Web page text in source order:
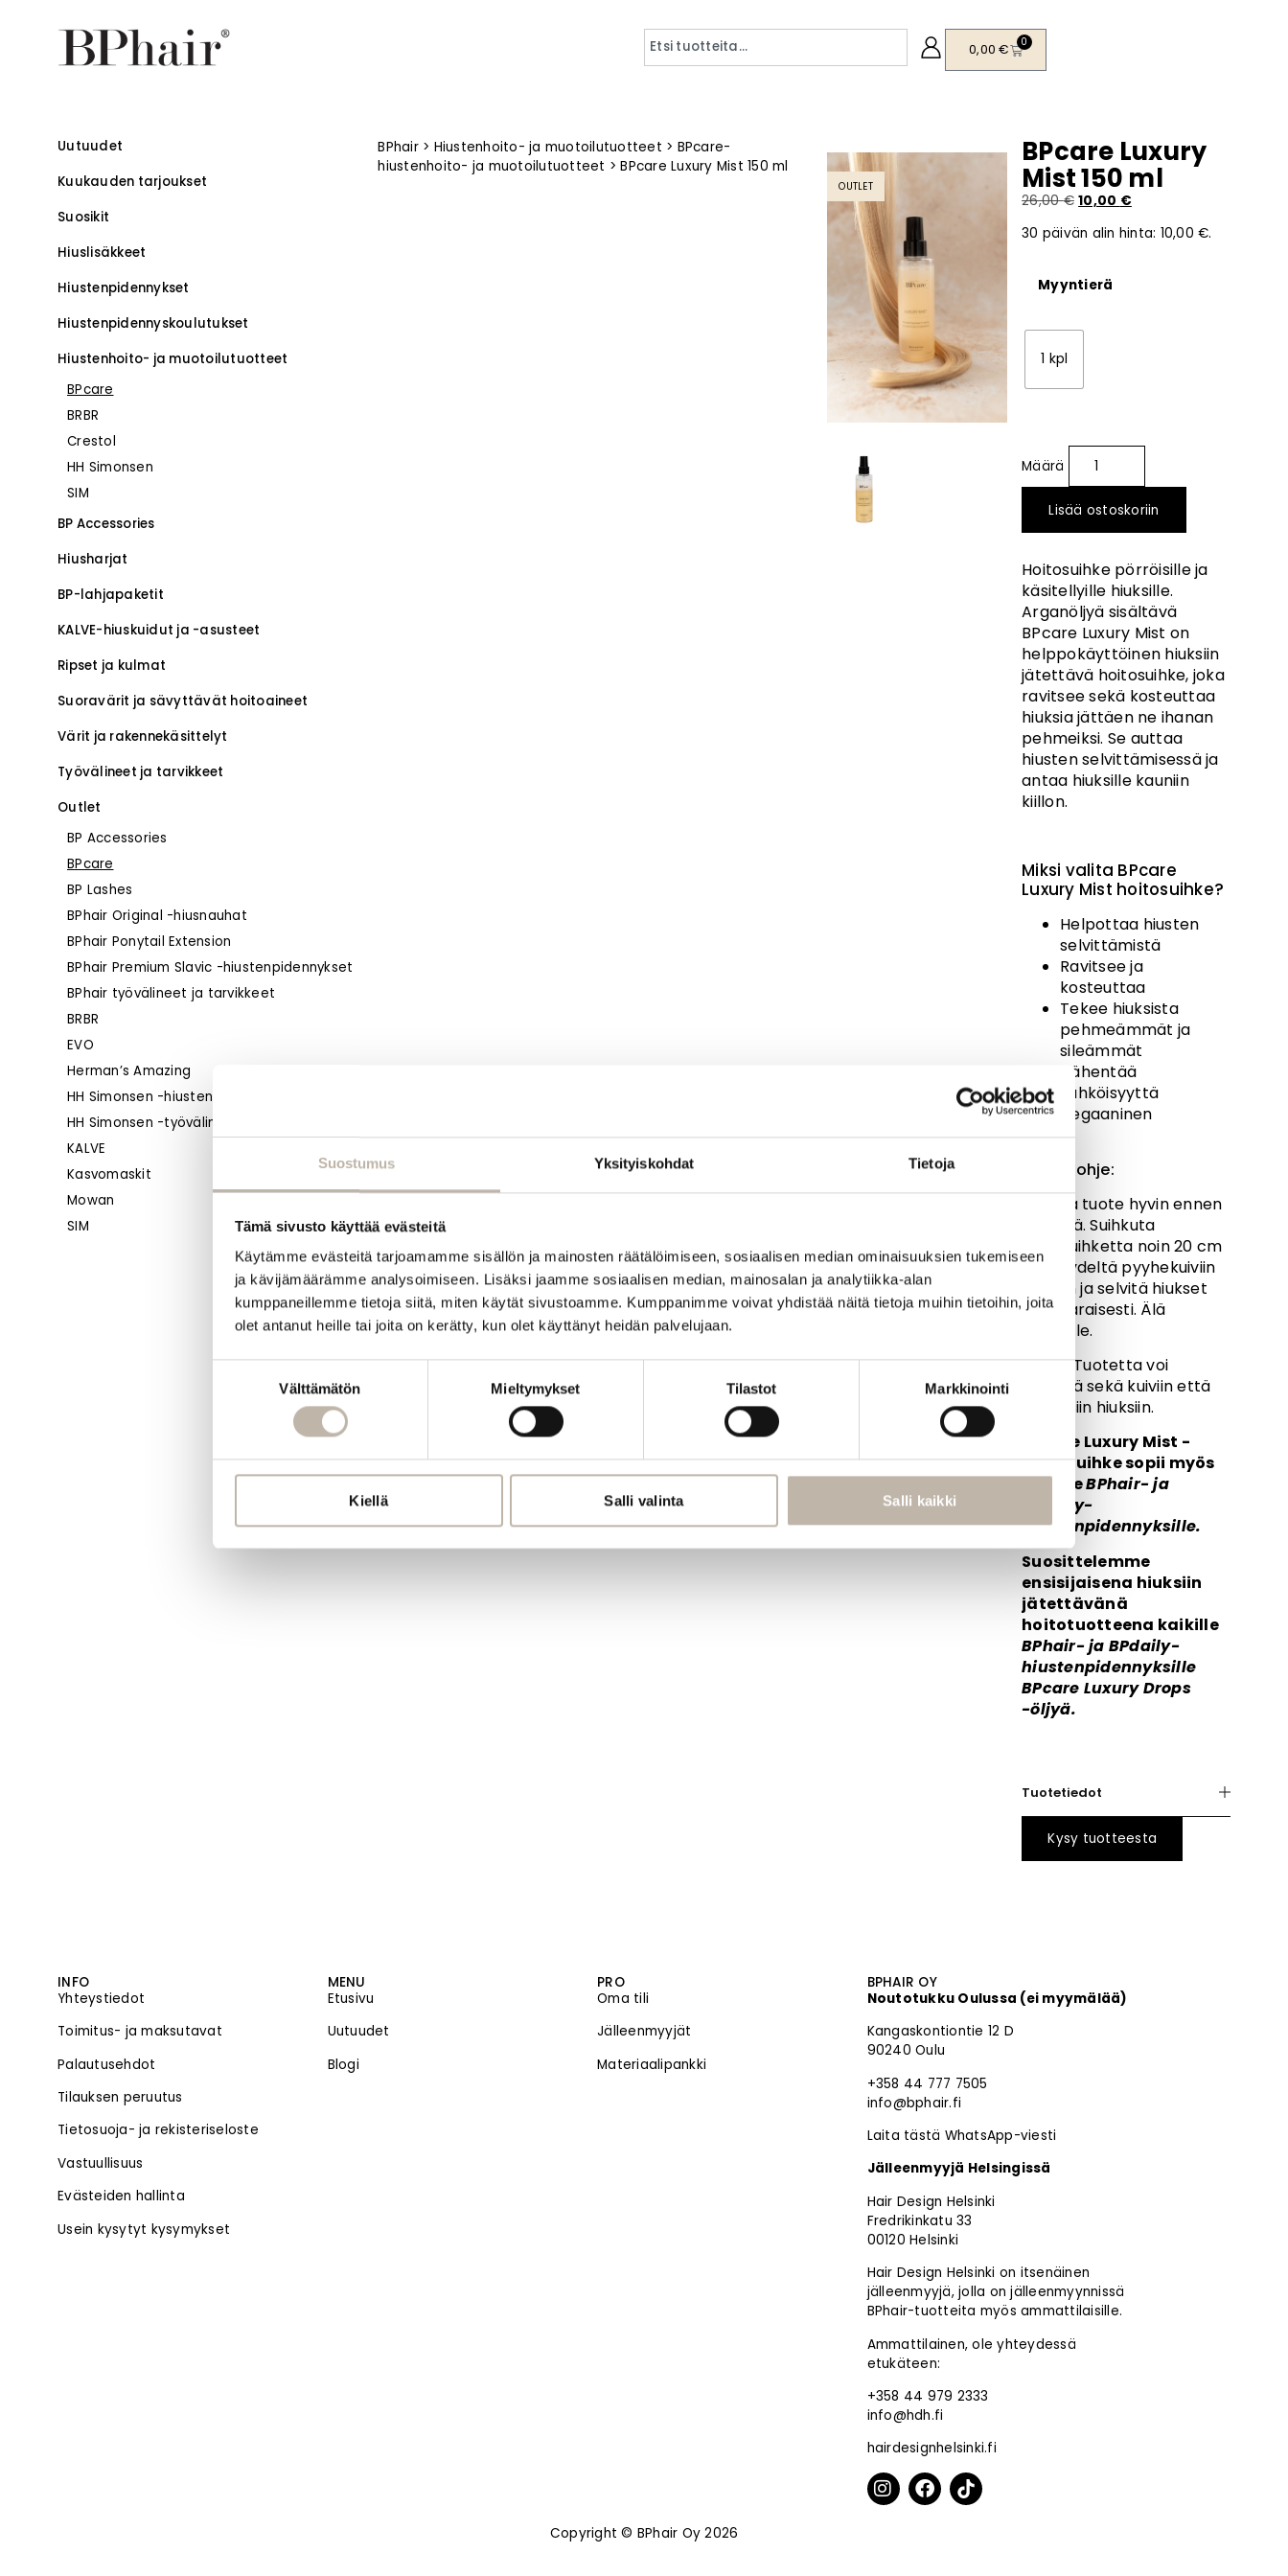
Suostumus Yksityiskohdat Tietoja
Tämä sivusto käyttää evästeitä
Käytämme evästeitä tarjoamamme sisällön ja mainosten räätälöimiseen, sosiaalisen median ominaisuuksien tukemiseen
ja kävijämäärämme analysoimiseen. Lisäksi jaamme sosiaalisen median, mainosalan ja analytiikka-alan
kumppaneillemme tietoja siitä, miten käytät sivustoamme. Kumppanimme voivat yhdistää näitä tietoja muihin tietoihin, joita
olet antanut heille tai joita on kerätty, kun olet käyttänyt heidän palvelujaan.
Välttämätön Mieltymykset Tilastot Markkinointi
Kiellä Salli valinta Salli kaikki
0,00€ 0
Uutuudet
Kuukauden tarjoukset
Suosikit
Hiuslisäkkeet
Hiustenpidennykset
Hiustenpidennys­koulutukset
–
Hiustenhoito- ja muotoilutuotteet
BPcare
BRBR
Crestol
–
HH Simonsen
SIM
BP Accessories
Hiusharjat
BP-lahjapaketit
KALVE-hiuskuidut ja -asusteet
Ripset ja kulmat
Suoravärit ja sävyttävät hoitoaineet
Värit ja rakennekäsittelyt
Työvälineet ja tarvikkeet
Outlet
BP Accessories
BPcare
BP Lashes
BPhair Original -hiusnauhat
BPhair Ponytail Extension
BPhair Premium Slavic -hiustenpidennykset
BPhair työvälineet ja tarvikkeet
BRBR
EVO
Herman’s Amazing
HH Simonsen -hiustenhoito
HH Simonsen -työvälineet ja tarvikkeet
KALVE
Kasvomaskit
Mowan
SIM
BPhair> Hiustenhoito- ja muotoilutuotteet > BPcare-
hiustenhoito- ja muotoilutuotteet >BPcare Luxury Mist 150 ml
OUTLET
BPcare Luxury
Mist 150 ml
26,00€ 10,00 €
30 päivän alin hinta: 10,00€.
Myyntierä
1 kpl
Lisää ostoskoriin
Hoitosuihke pörröisille ja
käsitellyille hiuksille.
Arganöljyä sisältävä
BPcare Luxury Mist on
helppokäyttöinen hiuksiin
jätettävä hoitosuihke, joka
ravitsee sekä kosteuttaa
hiuksia jättäen ne ihanan
pehmeiksi. Se auttaa
hiusten selvittämisessä ja
antaa hiuksille kauniin
kiillon.
Miksi valita BPcare
Luxury Mist hoitosuihke?
Helpottaa hiusten
selvittämistä
Ravitsee ja
kosteuttaa
Tekee hiuksista
pehmeämmät ja
sileämmät
Vähentää
sähköisyyttä
Vegaaninen
Käyttöohje:
Ravista tuote hyvin ennen
käyttöä. Suihkuta
hoitosuihketta noin 20 cm
etäisyydeltä pyyhekuiviin
hiuksiin ja selvitä hiukset
hellävaraisesti. Älä
huuhtele.
Vinkki: Tuotetta voi
käyttää sekä kuiviin että
kosteisiin hiuksiin.
BPcare Luxury Mist -
hoitosuihke sopii myös
kaikilleBPhair- ja
BPdaily-
hiustenpidennyksille.
Suosittelemme
ensisijaisena hiuksiin
jätettävänä
hoitotuotteena kaikille
BPhair- ja BPdaily-
hiustenpidennyksille
BPcare Luxury Drops
-öljyä.
Tuotetiedot
Kysy tuotteesta
INFO
Yhteystiedot
Toimitus- ja maksutavat
Palautusehdot
Tilauksen peruutus
Tietosuoja- ja rekisteriseloste
Vastuullisuus
Evästeiden hallinta
Usein kysytyt kysymykset
MENU
Etusivu
Uutuudet
Blogi
PRO
Oma tili
Jälleenmyyjät
Materiaalipankki
BPHAIR OY
Noutotukku Oulussa (ei myymälää)
Kangaskontiontie 12 D
90240 Oulu
+358 44 777 7505
info@bphair.fi
Laita tästä WhatsApp-viesti
Jälleenmyyjä Helsingissä
Hair Design Helsinki
Fredrikinkatu 33
00120 Helsinki
Hair Design Helsinki on itsenäinen
jälleenmyyjä, jolla on jälleenmyynnissä
BPhair-tuotteita myös ammattilaisille.
Ammattilainen, ole yhteydessä
etukäteen:
+358 44 979 2333
info@hdh.fi
hairdesignhelsinki.fi
Copyright © BPhair Oy 2026